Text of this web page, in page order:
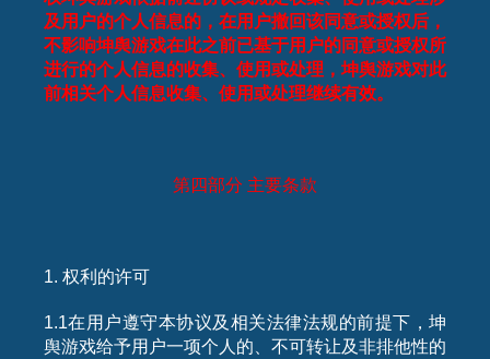
及用户的个人信息的，在用户撤回该同意或授权后，
不影响坤舆游戏在此之前已基于用户的同意或授权所
进行的个人信息的收集、使用或处理，坤舆游戏对此
前相关个人信息收集、使用或处理继续有效。
第四部分 主要条款
1. 权利的许可
1.1在用户遵守本协议及相关法律法规的前提下，坤
舆游戏给予用户一项个人的、不可转让及非排他性的